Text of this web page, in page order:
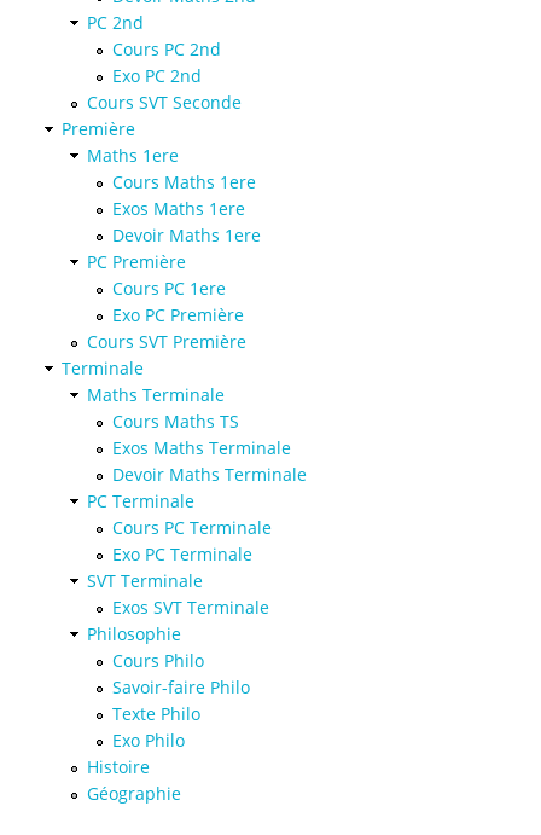
PC 2nd
Cours PC 2nd
Exo PC 2nd
Cours SVT Seconde
Première
Maths 1ere
Cours Maths 1ere
Exos Maths 1ere
Devoir Maths 1ere
PC Première
Cours PC 1ere
Exo PC Première
Cours SVT Première
Terminale
Maths Terminale
Cours Maths TS
Exos Maths Terminale
Devoir Maths Terminale
PC Terminale
Cours PC Terminale
Exo PC Terminale
SVT Terminale
Exos SVT Terminale
Philosophie
Cours Philo
Savoir-faire Philo
Texte Philo
Exo Philo
Histoire
Géographie